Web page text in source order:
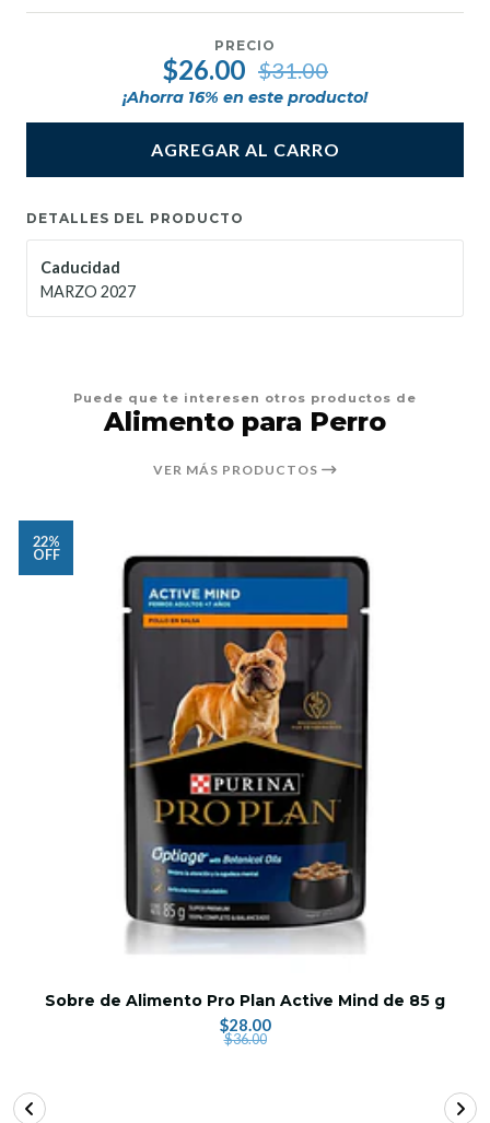
PRECIO
$26.00 $31.00
¡Ahorra 16% en este producto!
AGREGAR AL CARRO
DETALLES DEL PRODUCTO
Caducidad
MARZO 2027
Puede que te interesen otros productos de
Alimento para Perro
VER MÁS PRODUCTOS
22%
OFF
Sobre de Alimento Pro Plan Active Mind de 85 g
$28.00
$36.00